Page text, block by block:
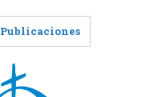
Publicaciones